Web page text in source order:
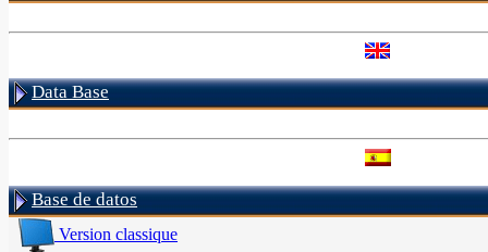
Data Base
Base de datos
Version classique